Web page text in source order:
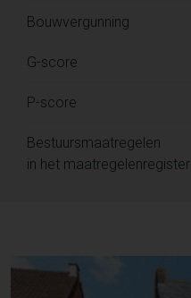
Bouwvergunning
G-score
P-score
Bestuursmaatregelen
in het maatregelenregister